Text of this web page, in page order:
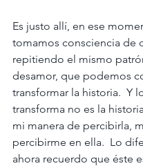
Es justo allí, en ese
tomamos consciencia de
repitiendo el mismo
desamor, que podemos
transformar la historia.  Y
transforma no es la
mi manera de percibirla,
percibirme en ella.  Lo
ahora recuerdo que éste